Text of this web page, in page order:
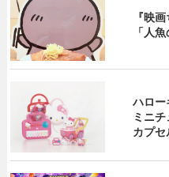
『映
「人
ハロー
ミニ
カプセ